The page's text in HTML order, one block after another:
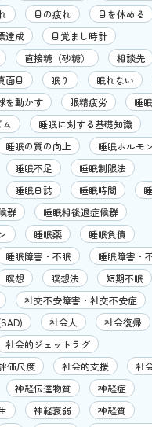
目の疲れ
目を休める
達成
目覚まし時計
直接糖（砂糖）
相談先
面目 眠り 眠れない
を動かす 眼精疲労
睡眠
睡眠に対する基礎知識
睡眠の質の向上
睡眠ホルモ
睡眠不足
睡眠制限法
睡眠日誌 睡眠時間
群
睡眠相後退症候群
睡眠薬
睡眠負債
睡眠障害・不眠
睡眠障害・
瞑想 瞑想法
短期不眠
社交不安障害・社交不安症
社会人
社会復帰
社会的ジェットラグ
価尺度
社会的支援
社
神経伝達物質
神経症
神経衰弱
神経質